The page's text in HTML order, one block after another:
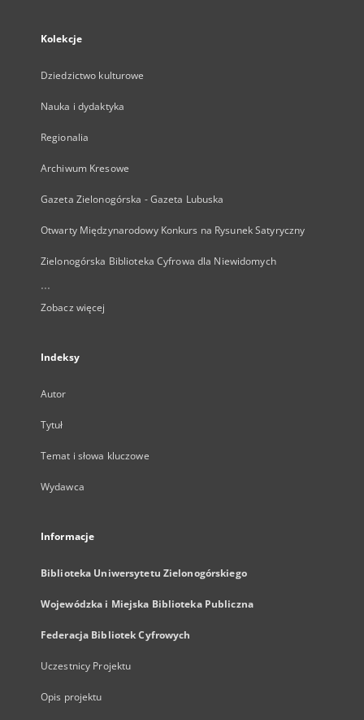
Kolekcje
Dziedzictwo kulturowe
Nauka i dydaktyka
Regionalia
Archiwum Kresowe
Gazeta Zielonogórska - Gazeta Lubuska
Otwarty Międzynarodowy Konkurs na Rysunek Satyryczny
Zielonogórska Biblioteka Cyfrowa dla Niewidomych
...
Zobacz więcej
Indeksy
Autor
Tytuł
Temat i słowa kluczowe
Wydawca
Informacje
Biblioteka Uniwersytetu Zielonogórskiego
Wojewódzka i Miejska Biblioteka Publiczna
Federacja Bibliotek Cyfrowych
Uczestnicy Projektu
Opis projektu